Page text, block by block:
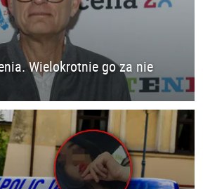
Wielokrotnie go za nie